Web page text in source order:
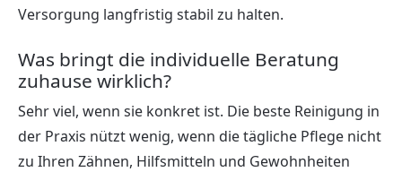
Versorgung langfristig stabil zu halten.
Was bringt die individuelle Beratung
zuhause wirklich?
Sehr viel, wenn sie konkret ist. Die beste Reinigung in
der Praxis nützt wenig, wenn die tägliche Pflege nicht
zu Ihren Zähnen, Hilfsmitteln und Gewohnheiten